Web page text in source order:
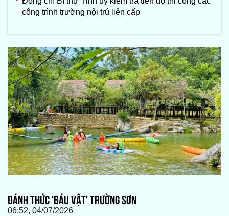
công trình trường nội trú liên cấp
ĐÁNH THỨC 'BÁU VẬT' TRƯỜNG SƠN
06:52, 04/07/2026